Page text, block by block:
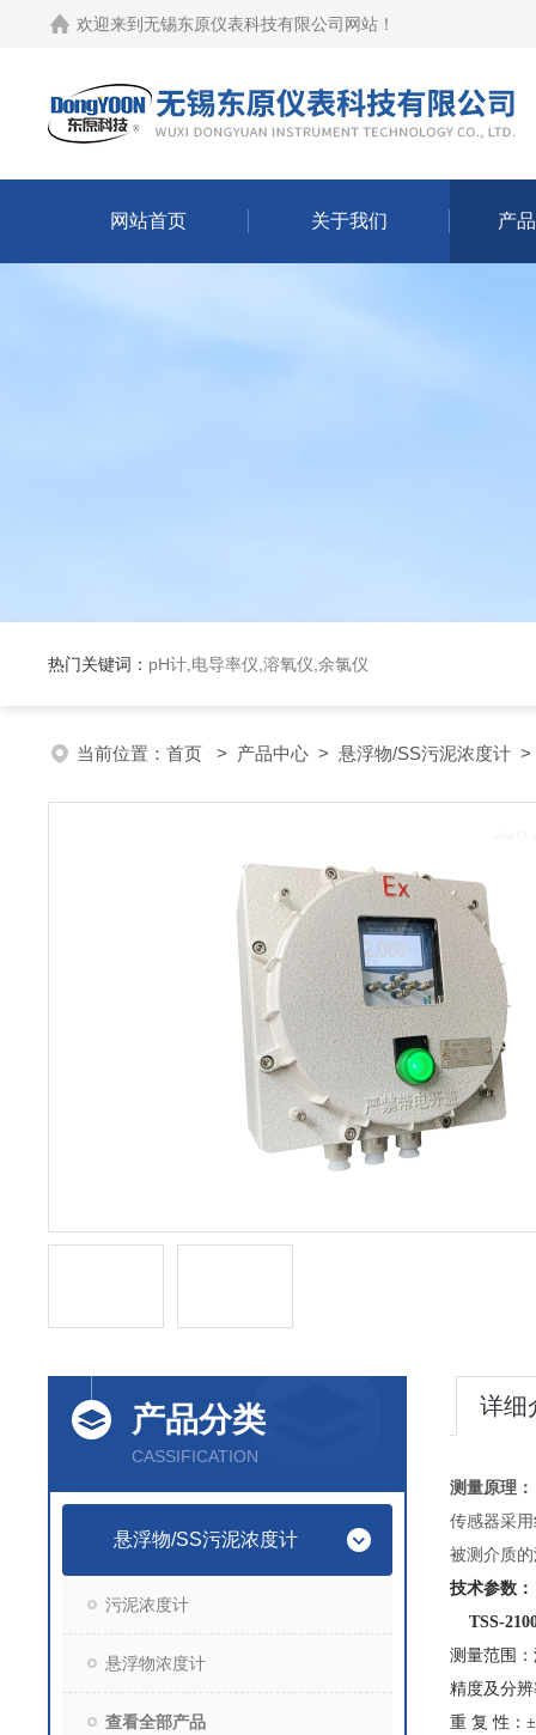
欢迎来到 无锡东原仪表科技有限公司网站 ！
网站首页 关于我们 产
热门关键词： pH计,电导率仪,溶氧仪,余氯仪
当前位置： 首页 > 产品中心 > 悬浮物/SS污泥浓度计
产品分类
CASSIFICATION
悬浮物/SS污泥浓度计
污泥浓度计
悬浮物浓度计
查看全部产品
详细
测量原理：
传感器采
被测介质
技术参数：
TSS-
测量范围：
精度及分辨
重 复 性：